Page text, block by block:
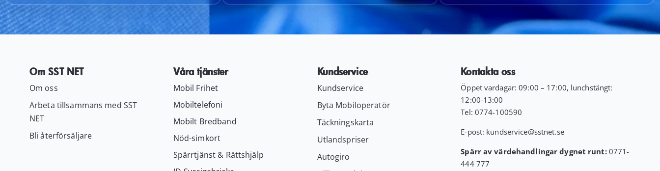
priset
var:
799.00 kr.
priset
är:
699.00 kr.
priset
priset
är:
priset
var:
799.00 kr.
priset
är:
499.00 kr.
Om SST NET
Om oss
Arbeta tillsammans med SST
NET
Bli återförsäljare
Våra tjänster
Mobil Frihet
Mobiltelefoni
Mobilt Bredband
Nöd-simkort
Spärrtjänst & Rättshjälp
Kundservice
Kundservice
Byta Mobiloperatör
Täckningskarta
Utlandspriser
Autogiro
Kontakta oss
Öppet vardagar: 09:00 – 17:00, lunchstängt:
12:00-13:00
Tel: 0774-100590
E-post: kundservice@sstnet.se
Spärr av värdehandlingar dygnet runt:0771-
444 777